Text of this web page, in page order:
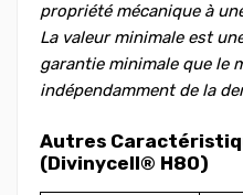
propriété mécanique à
La valeur minimale est
garantie minimale que le
indépendamment de la
Autres
(Divinycell® H80)